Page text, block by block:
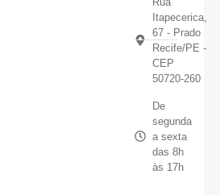
Itapecerica,
67 - Prado
Recife/PE -
CEP
50720-260
De
segunda
a sexta
das 8h
às 17h